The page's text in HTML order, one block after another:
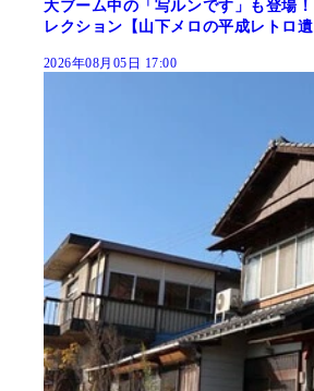
大ブーム中の「写ルンです」も登場
レクション【山下メロの平成レトロ遺
2026年08月05日 17:00